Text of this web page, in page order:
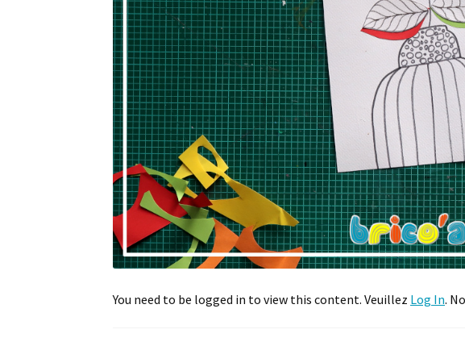
You need to be logged in to view this content. Veuillez Log In.